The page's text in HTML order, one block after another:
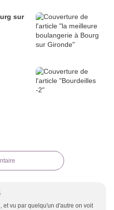
sur
et vu par quelqu'un d'autre on voit